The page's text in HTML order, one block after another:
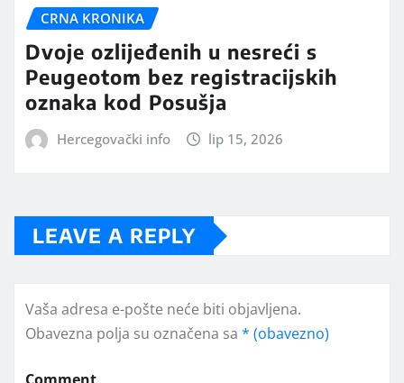
CRNA KRONIKA
Dvoje ozlijeđenih u nesreći s
Peugeotom bez registracijskih
oznaka kod Posušja
Hercegovački info lip 15, 2026
LEAVE A REPLY
Vaša adresa e-pošte neće biti objavljena.
Obavezna polja su označena sa * (obavezno)